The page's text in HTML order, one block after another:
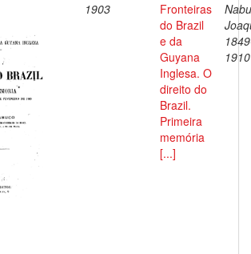
1903
Fronteiras
do Brazil
e da
Guyana
Inglesa. O
direito do
Brazil.
Primeira
memória
[...]
1910